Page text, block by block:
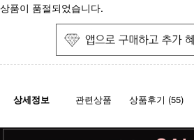
상품이 품절되었습니다.
상세정보 관련상품 상품후기 (55)